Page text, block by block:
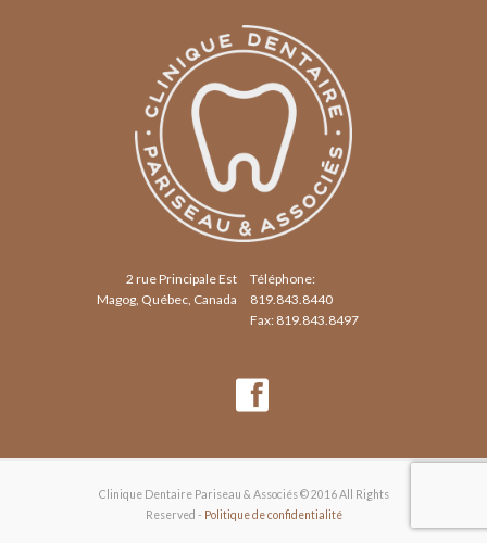
Téléphone:
819.843.8440
Fax: 819.843.8497
2 rue Principale Est
Magog, Québec, Canada
Clinique Dentaire Pariseau & Associés © 2016 All Rights
Reserved - Politique de confidentialité